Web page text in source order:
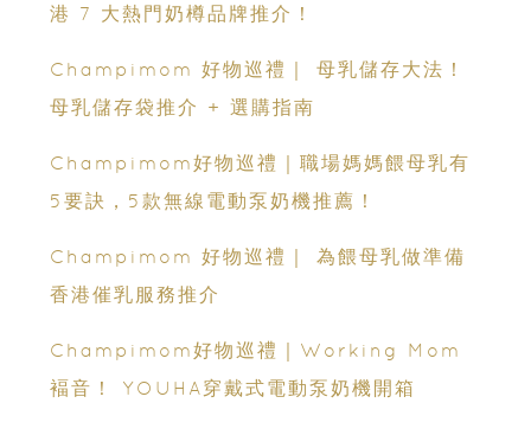
港 7 大熱門奶樽品牌推介！
Champimom 好物巡禮｜ 母乳儲存大法！
母乳儲存袋推介 + 選購指南
Champimom好物巡禮｜職場媽媽餵母乳有
5要訣，5款無線電動泵奶機推薦！
Champimom 好物巡禮｜ 為餵母乳做準備
香港催乳服務推介
Champimom好物巡禮｜Working Mom
褔音！ YOUHA穿戴式電動泵奶機開箱